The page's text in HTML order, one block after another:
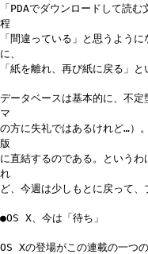
「PDAでダウンロードして読
程
「間違っている」と思うよう
に、
「紙を離れ、再び紙に戻る」
データベースは基本的に、不
マ
の方に失礼ではあるけれど…）
版
に直結するのである。という
れ
ど、今週は少しもとに戻って
●OS X、今は「待ち」
OS Xの登場がこの連載の一つ